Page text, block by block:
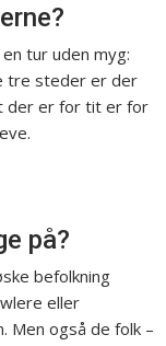
tur uden myg:
tre steder er der
der er for tit er for
på?
befolkning
eller
Men også de folk –